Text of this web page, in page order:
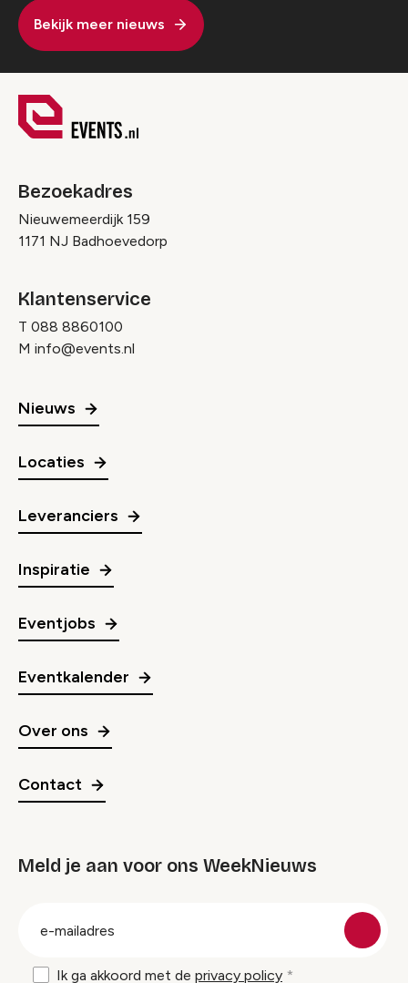
Bekijk meer nieuws
Bezoekadres
Nieuwemeerdijk 159
1171 NJ Badhoevedorp
Klantenservice
T 088 8860100
M info@events.nl
Nieuws
Locaties
Leveranciers
Inspiratie
Eventjobs
Eventkalender
Over ons
Contact
Meld je aan voor ons WeekNieuws
Ik ga akkoord met de privacy policy